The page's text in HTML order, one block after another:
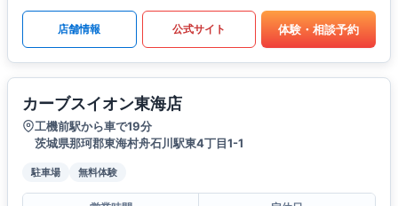
店舗情報 公式サイト 体験・相談予約
カーブスイオン東海店
工機前駅から車で19分
茨城県那珂郡東海村舟石川駅東4丁目1-1
駐車場 無料体験